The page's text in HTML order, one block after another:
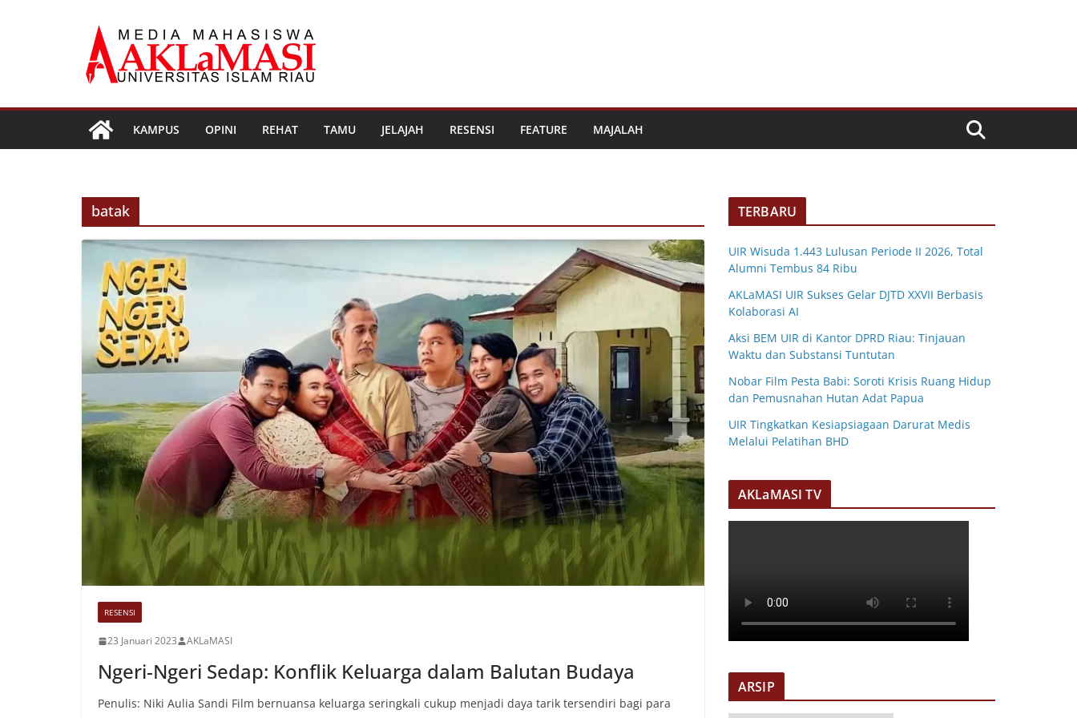
KAMPUS OPINI REHAT TAMU JELAJAH RESENSI FEATURE MAJALAH
batak
RESENSI
23 Januari 2023 AKLaMASI
Ngeri-Ngeri Sedap: Konflik Keluarga dalam Balutan Budaya
Penulis: Niki Aulia Sandi Film bernuansa keluarga seringkali cukup menjadi daya tarik tersendiri bagi para
TERBARU
UIR Wisuda 1.443 Lulusan Periode II 2026, Total
Alumni Tembus 84 Ribu
AKLaMASI UIR Sukses Gelar DJTD XXVII Berbasis
Kolaborasi AI
Aksi BEM UIR di Kantor DPRD Riau: Tinjauan
Waktu dan Substansi Tuntutan
Nobar Film Pesta Babi: Soroti Krisis Ruang Hidup
dan Pemusnahan Hutan Adat Papua
UIR Tingkatkan Kesiapsiagaan Darurat Medis
Melalui Pelatihan BHD
AKLaMASI TV
ARSIP